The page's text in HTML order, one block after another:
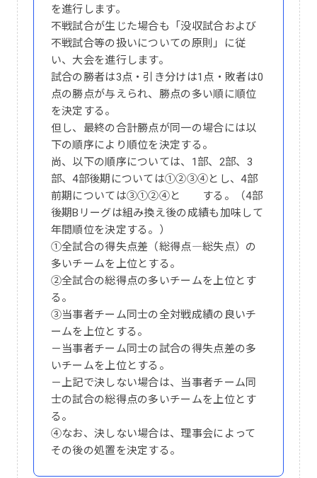
を進行します。
不戦試合が生じた場合も「没収試合および
不戦試合等の扱いについての原則」に従
い、大会を進行します。
試合の勝者は3点・引き分けは1点・敗者は0
点の勝点が与えられ、勝点の多い順に順位
を決定する。
但し、最終の合計勝点が同一の場合には以
下の順序により順位を決定する。
尚、以下の順序については、1部、2部、3
部、4部後期については①②③④とし、4部
前期については③①②④と する。（4部
後期Bリーグは組み換え後の成績も加味して
年間順位を決定する。）
①全試合の得失点差（総得点―総失点）の
多いチームを上位とする。
②全試合の総得点の多いチームを上位とす
る。
③当事者チーム同士の全対戦成績の良いチ
ームを上位とする。
－当事者チーム同士の試合の得失点差の多
いチームを上位とする。
－上記で決しない場合は、当事者チーム同
士の試合の総得点の多いチームを上位とす
る。
④なお、決しない場合は、理事会によって
その後の処置を決定する。